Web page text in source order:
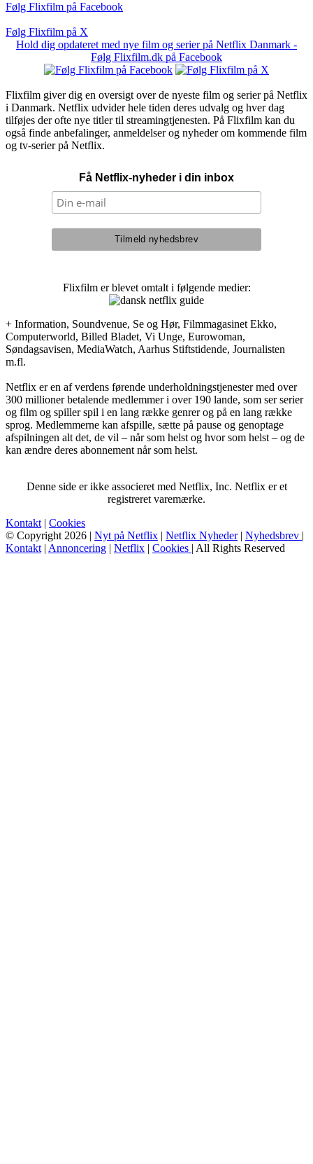
Følg Flixfilm på Facebook
Følg Flixfilm på X
Hold dig opdateret med nye film og serier på Netflix Danmark -
Følg Flixfilm.dk på Facebook
Flixfilm giver dig en oversigt over de nyeste film og serier på Netflix
i Danmark. Netflix udvider hele tiden deres udvalg og hver dag
tilføjes der ofte nye titler til streamingtjenesten. På Flixfilm kan du
også finde anbefalinger, anmeldelser og nyheder om kommende film
og tv-serier på Netflix.
Få Netflix-nyheder i din inbox
Flixfilm er blevet omtalt i følgende medier:
+ Information, Soundvenue, Se og Hør, Filmmagasinet Ekko,
Computerworld, Billed Bladet, Vi Unge, Eurowoman,
Søndagsavisen, MediaWatch, Aarhus Stiftstidende, Journalisten
m.fl.
Netflix er en af verdens førende underholdningstjenester med over
300 millioner betalende medlemmer i over 190 lande, som ser serier
og film og spiller spil i en lang række genrer og på en lang række
sprog. Medlemmerne kan afspille, sætte på pause og genoptage
afspilningen alt det, de vil – når som helst og hvor som helst – og de
kan ændre deres abonnement når som helst.
Denne side er ikke associeret med Netflix, Inc. Netflix er et
registreret varemærke.
Kontakt | Cookies
© Copyright 2026 | Nyt på Netflix | Netflix Nyheder| Nyhedsbrev |
Kontakt | Annoncering | Netflix | Cookies | All Rights Reserved